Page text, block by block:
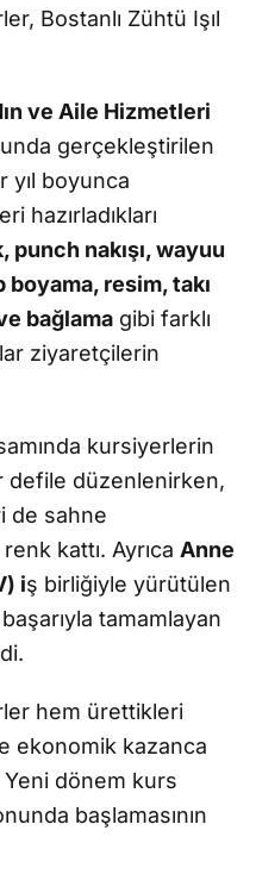
Bostanlı Zühtü Işıl
ve Aile Hizmetleri
gerçekleştirilen
yıl boyunca
hazırladıkları
punch nakışı, wayuu
boyama, resim, takı
bağlama gibi farklı
ziyaretçilerin
kursiyerlerin
defile düzenlenirken,
de sahne
kattı. Ayrıca Anne
iş birliğiyle yürütülen
tamamlayan
hem ürettikleri
ekonomik kazanca
Yeni dönem kurs
başlamasının